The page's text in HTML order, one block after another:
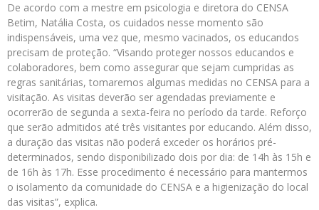
De acordo com a mestre em psicologia e diretora do CENSA
Betim, Natália Costa, os cuidados nesse momento são
indispensáveis, uma vez que, mesmo vacinados, os educandos
precisam de proteção. “Visando proteger nossos educandos e
colaboradores, bem como assegurar que sejam cumpridas as
regras sanitárias, tomaremos algumas medidas no CENSA para a
visitação. As visitas deverão ser agendadas previamente e
ocorrerão de segunda a sexta-feira no período da tarde. Reforço
que serão admitidos até três visitantes por educando. Além disso,
a duração das visitas não poderá exceder os horários pré-
determinados, sendo disponibilizado dois por dia: de 14h às 15h e
de 16h às 17h. Esse procedimento é necessário para mantermos
o isolamento da comunidade do CENSA e a higienização do local
das visitas”, explica.